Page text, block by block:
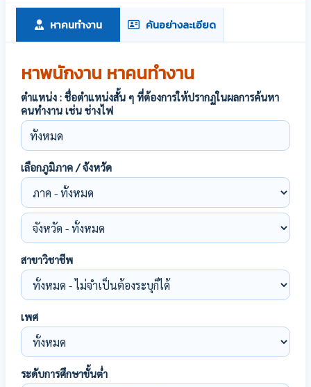
หาคนทำงาน ค้นอย่างละเอียด
หาพนักงาน หาคนทำงาน
ตำแหน่ง : ชื่อตำแหน่งสั้น ๆ ที่ต้องการให้ปรากฏในผลการค้นหา
คนทำงาน เช่น ช่างไฟ
เลือกภูมิภาค / จังหวัด
สาขาวิชาชีพ
เพศ
ระดับการศึกษาขั้นต่ำ